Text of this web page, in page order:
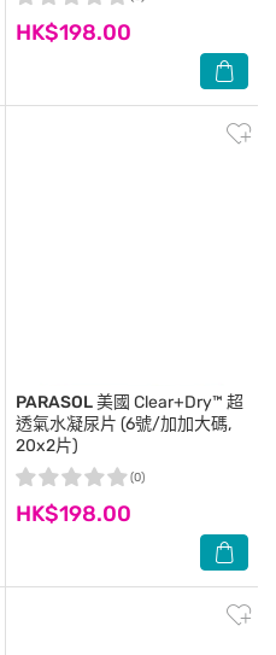
HK$198.00
PARASOL美國 Clear+Dry™ 超
透氣水凝尿片 (6號/加加大碼,
20x2片)
HK$198.00
(0)